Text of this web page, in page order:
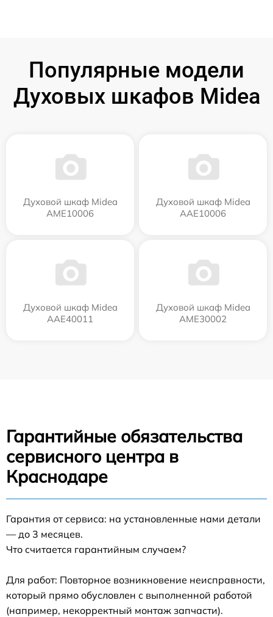
Популярные модели
Духовых шкафов Midea
Духовой шкаф Midea
AME10006
Духовой шкаф Midea
AAE10006
Духовой шкаф Midea
AAE40011
Духовой шкаф Midea
AME30002
Гарантийные обязательства
сервисного центра в
Краснодаре
Гарантия от сервиса: на установленные нами детали
— до 3 месяцев.
Что считается гарантийным случаем?
Для работ: Повторное возникновение неисправности,
который прямо обусловлен с выполненной работой
(например, некорректный монтаж запчасти).